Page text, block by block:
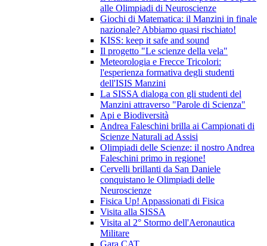
alle Olimpiadi di Neuroscienze
Giochi di Matematica: il Manzini in finale
nazionale? Abbiamo quasi rischiato!
KISS: keep it safe and sound
Il progetto "Le scienze della vela"
Meteorologia e Frecce Tricolori:
l'esperienza formativa degli studenti
dell'ISIS Manzini
La SISSA dialoga con gli studenti del
Manzini attraverso "Parole di Scienza"
Api e Biodiversità
Andrea Faleschini brilla ai Campionati di
Scienze Naturali ad Assisi
Olimpiadi delle Scienze: il nostro Andrea
Faleschini primo in regione!
Cervelli brillanti da San Daniele
conquistano le Olimpiadi delle
Neuroscienze
Fisica Up! Appassionati di Fisica
Visita alla SISSA
Visita al 2° Stormo dell'Aeronautica
Militare